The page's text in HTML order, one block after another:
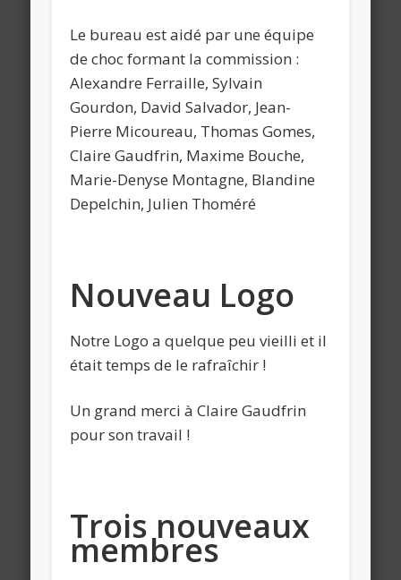
Le bureau est aidé par une équipe
de choc formant la commission :
Alexandre Ferraille, Sylvain
Gourdon, David Salvador, Jean-
Pierre Micoureau, Thomas Gomes,
Claire Gaudfrin, Maxime Bouche,
Marie-Denyse Montagne, Blandine
Depelchin, Julien Thoméré
Nouveau Logo
Notre Logo a quelque peu vieilli et il
était temps de le rafraîchir !
Un grand merci à Claire Gaudfrin
pour son travail !
Trois nouveaux
membres